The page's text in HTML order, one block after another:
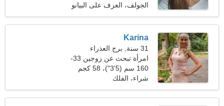
الجولف، العزف على البيانو
Karina
31 سنة, برج العذراء
امرأة تبحث عن زوجين 33-
39
160 سم (5'3")، 58 كجم
(127 رطلا)
شراء، الفلك